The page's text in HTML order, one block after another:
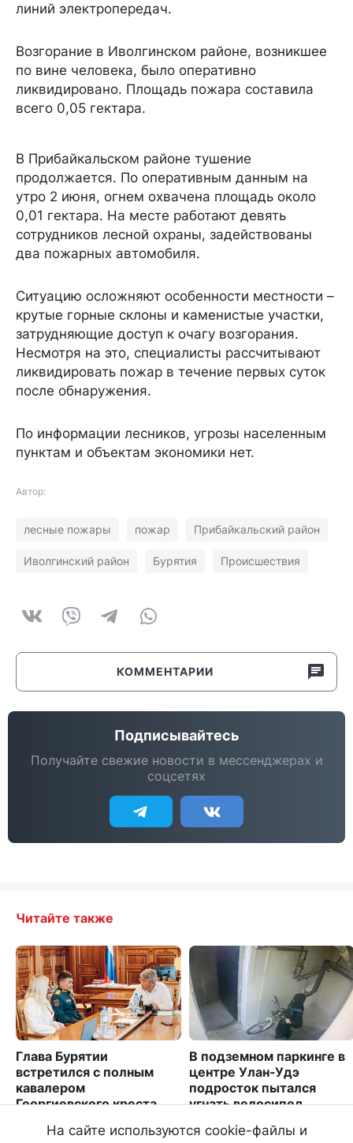
линий электропередач.
Возгорание в Иволгинском районе, возникшее
по вине человека, было оперативно
ликвидировано. Площадь пожара составила
всего 0,05 гектара.
В Прибайкальском районе тушение
продолжается. По оперативным данным на
утро 2 июня, огнем охвачена площадь около
0,01 гектара. На месте работают девять
сотрудников лесной охраны, задействованы
два пожарных автомобиля.
Ситуацию осложняют особенности местности –
крутые горные склоны и каменистые участки,
затрудняющие доступ к очагу возгорания.
Несмотря на это, специалисты рассчитывают
ликвидировать пожар в течение первых суток
после обнаружения.
По информации лесников, угрозы населенным
пунктам и объектам экономики нет.
Автор:
лесные пожары пожар Прибайкальский район
Иволгинский район Бурятия Происшествия
КОММЕНТАРИИ
Подписывайтесь
Получайте свежие новости в мессенджерах и
соцсетях
Читайте также
Глава Бурятии
встретился с полным
кавалером
Георгиевского креста
В подземном паркинге в
центре Улан-Удэ
подросток пытался
угнать велосипед
2892
На сайте используются cookie-файлы и